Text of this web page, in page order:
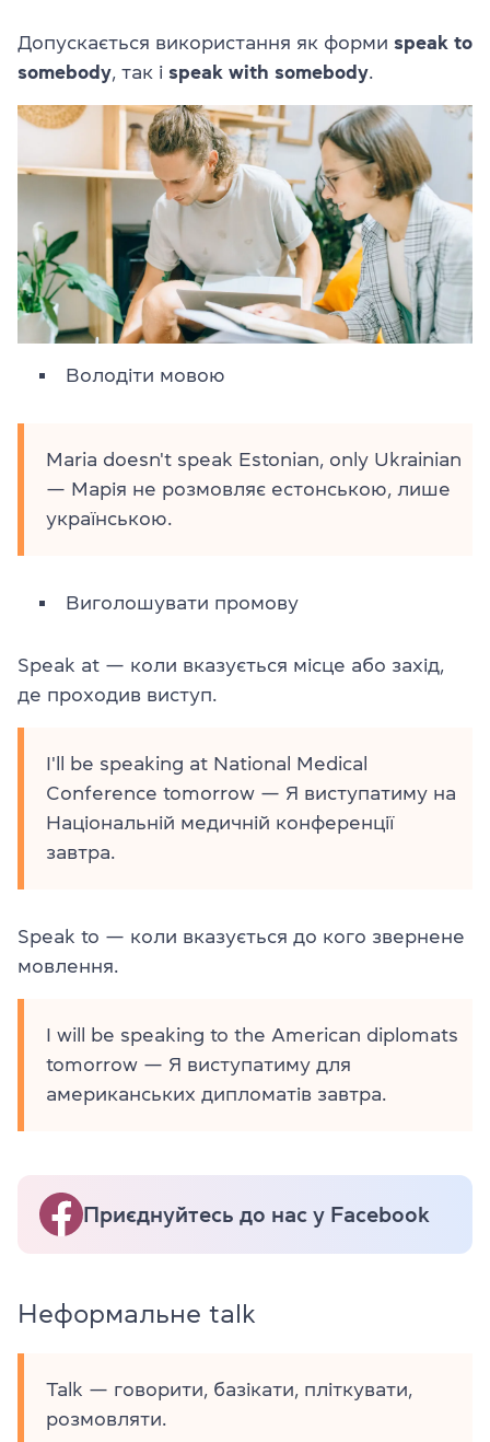
Допускається використання як форми speak to
somebody, так і speak with somebody.
Володіти мовою
Maria doesn't speak Estonian, only Ukrainian
— Марія не розмовляє естонською, лише
українською.
Виголошувати промову
Speak at — коли вказується місце або захід,
де проходив виступ.
I'll be speaking at National Medical
Conference tomorrow — Я виступатиму на
Національній медичній конференції
завтра.
Speak to — коли вказується до кого звернене
мовлення.
I will be speaking to the American diplomats
tomorrow — Я виступатиму для
американських дипломатів завтра.
Приєднуйтесь до нас у Facebook
Неформальне talk
Talk — говорити, базікати, пліткувати,
розмовляти.